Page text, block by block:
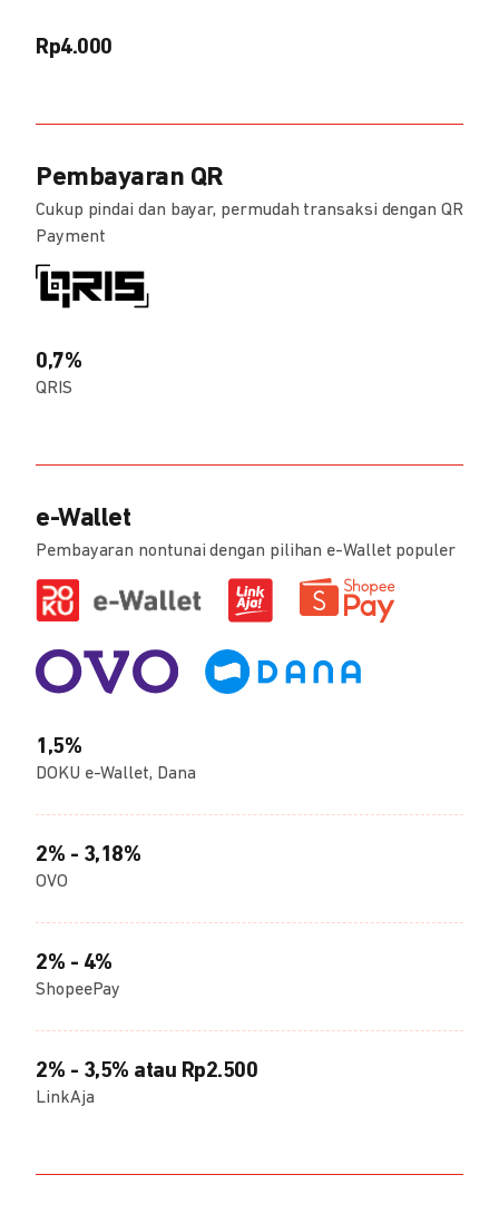
Rp4.000
Pembayaran QR
Cukup pindai dan bayar, permudah transaksi dengan QR
Payment
0,7%
QRIS
e-Wallet
Pembayaran nontunai dengan pilihan e-Wallet populer
1,5%
DOKU e-Wallet, Dana
2% - 3,18%
OVO
2% - 4%
ShopeePay
2% - 3,5% atau Rp2.500
LinkAja